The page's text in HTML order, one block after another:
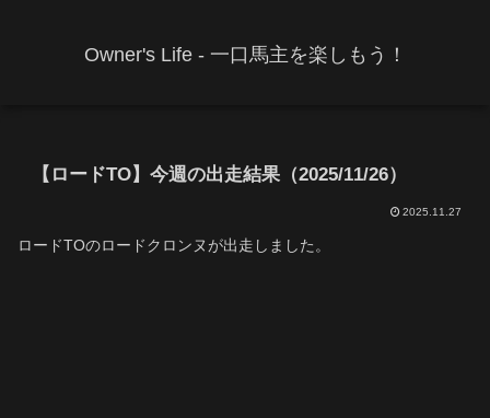
Owner's Life - 一口馬主を楽しもう！
【ロードTO】今週の出走結果（2025/11/26）
2025.11.27
ロードTOのロードクロンヌが出走しました。